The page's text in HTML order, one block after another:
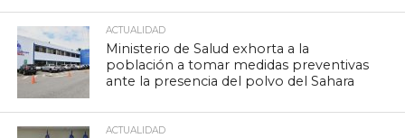
ACTUALIDAD
Ministerio de Salud exhorta a la
población a tomar medidas preventivas
ante la presencia del polvo del Sahara
ACTUALIDAD